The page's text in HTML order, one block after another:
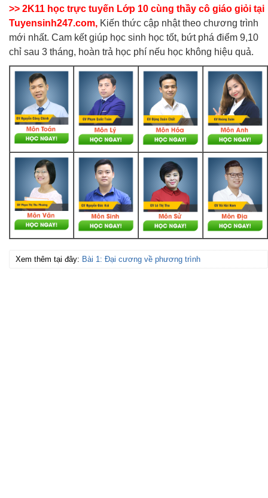
>> 2K11 học trực tuyến Lớp 10 cùng thầy cô giáo giỏi tại
Tuyensinh247.com, Kiến thức cập nhật theo chương trình
mới nhất. Cam kết giúp học sinh học tốt, bứt phá điểm 9,10
chỉ sau 3 tháng, hoàn trả học phí nếu học không hiệu quả.
Xem thêm tại đây: Bài 1: Đại cương về phương trình